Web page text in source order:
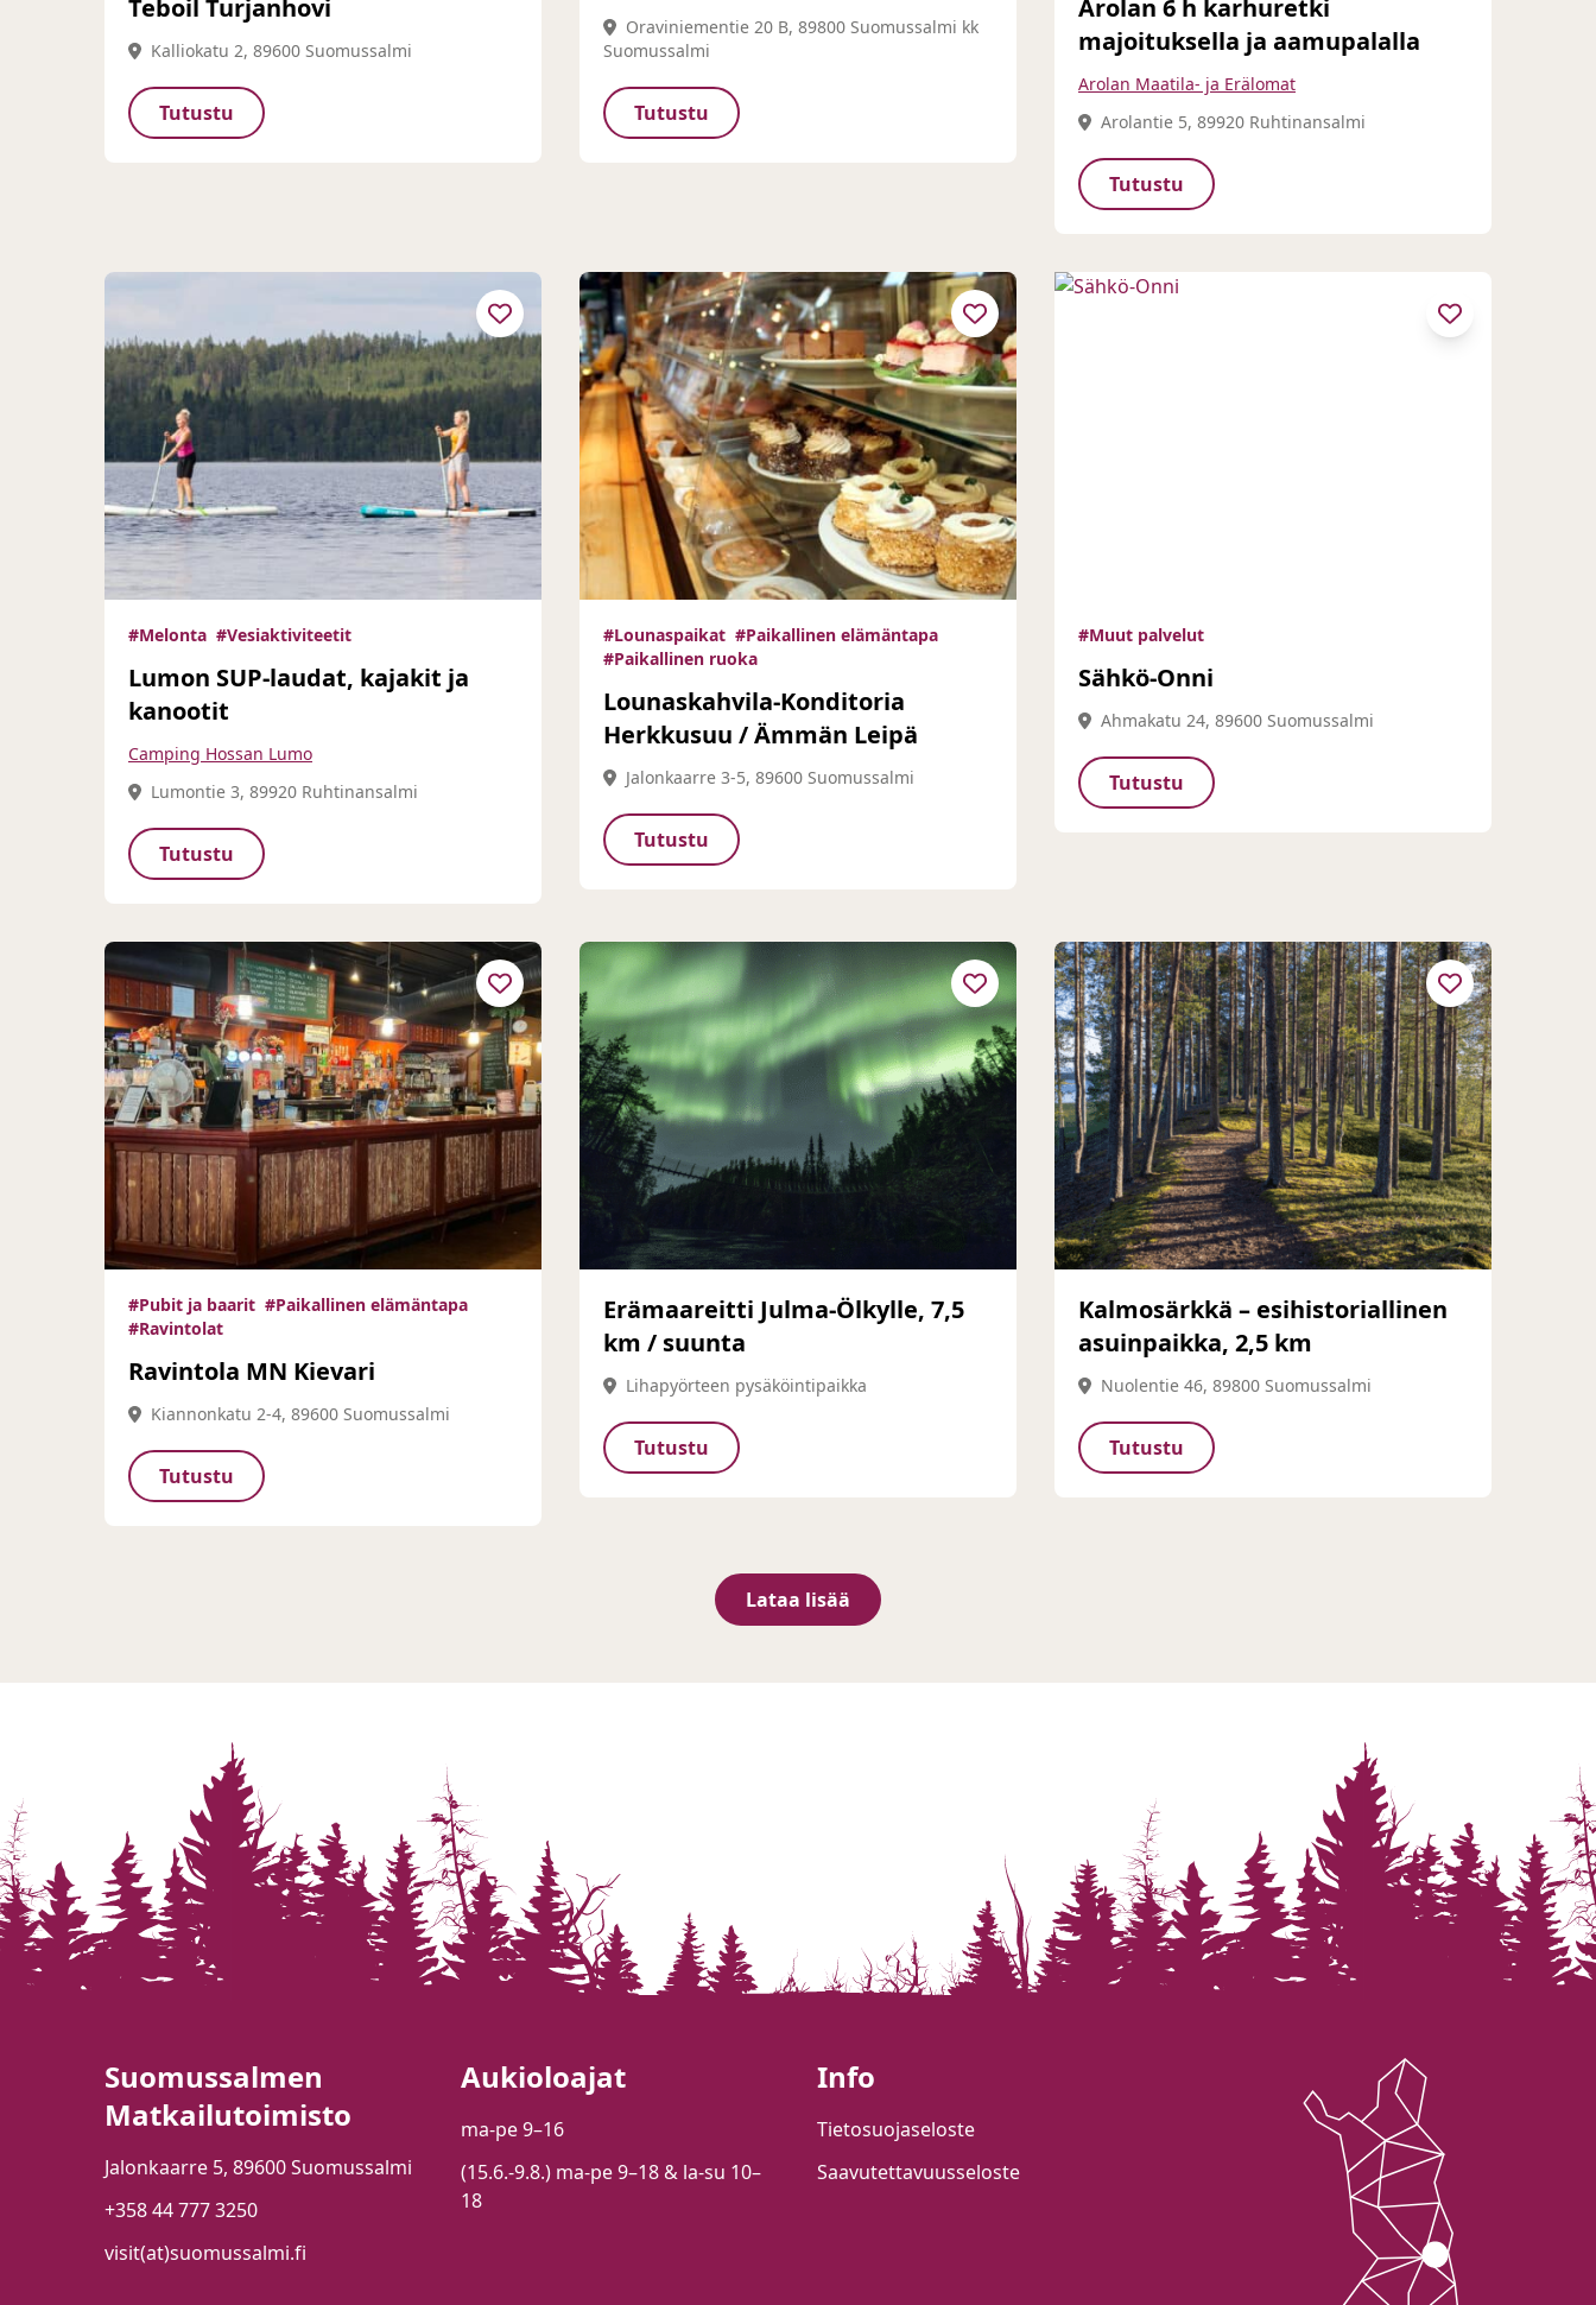
Teboil Turjanhovi
Kalliokatu 2, 89600 Suomussalmi
Tutustu
Oraviniementie 20 B, 89800 Suomussalmi kk
Suomussalmi
Tutustu
Arolan 6 h karhuretki
majoituksella ja aamupalalla
Arolan Maatila- ja Erälomat
Arolantie 5, 89920 Ruhtinansalmi
Tutustu
#Melonta #Vesiaktiviteetit
Lumon SUP-laudat, kajakit ja
kanootit
Camping Hossan Lumo
Lumontie 3, 89920 Ruhtinansalmi
Tutustu
#Lounaspaikat #Paikallinen elämäntapa
#Paikallinen ruoka
Lounaskahvila-Konditoria
Herkkusuu / Ämmän Leipä
Jalonkaarre 3-5, 89600 Suomussalmi
Tutustu
#Muut palvelut
Sähkö-Onni
Ahmakatu 24, 89600 Suomussalmi
Tutustu
#Pubit ja baarit #Paikallinen elämäntapa
#Ravintolat
Ravintola MN Kievari
Kiannonkatu 2-4, 89600 Suomussalmi
Tutustu
Erämaareitti Julma-Ölkylle, 7,5
km / suunta
Lihapyörteen pysäköintipaikka
Tutustu
Kalmosärkkä – esihistoriallinen
asuinpaikka, 2,5 km
Nuolentie 46, 89800 Suomussalmi
Tutustu
Lataa lisää
Suomussalmen
Matkailutoimisto
Jalonkaarre 5, 89600 Suomussalmi
+358 44 777 3250
visit(at)suomussalmi.fi
Aukioloajat
ma-pe 9–16
(15.6.-9.8.) ma-pe 9–18 & la-su 10–
18
Info
Tietosuojaseloste
Saavutettavuusseloste